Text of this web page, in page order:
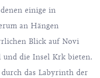
einige in
an Hängen
Blick auf Novi
die Insel Krk bieten.
durch das Labyrinth der